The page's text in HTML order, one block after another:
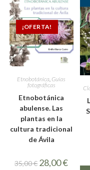
¡OFERTA!
Etnobotánica Guías
fotográficas
Etnobotánica
abulense. Las
plantas en la
cultura tradicional
de Ávila
35,00€ 28,00€